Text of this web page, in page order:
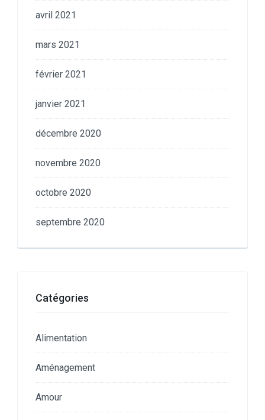
avril 2021
mars 2021
février 2021
janvier 2021
décembre 2020
novembre 2020
octobre 2020
septembre 2020
Catégories
Alimentation
Aménagement
Amour